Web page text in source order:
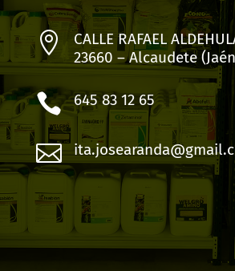

CALLE RAFAEL
23660 – Alcaudete
 645 83 12 65
